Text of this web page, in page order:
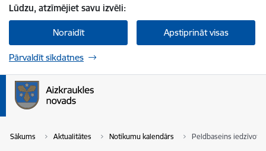
Lūdzu, atzīmējiet savu izvēli:
Noraidīt Apstiprināt visas
Pārvaldīt sīkdatnes
Sākums Aktualitātes Notikumu kalendārs Peldbaseins